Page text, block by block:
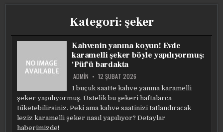
Kategori: şeker
Kahvenin yanına koyun! Evde
karamelli şeker böyle yapılıyormuş:
‘Püf’ü bardakta
ADMIN 12 ŞUBAT 2026
1 buçuk saatte kahve yanına karamelli
şeker yapılıyormuş. Üstelik bu şekeri haftalarca
tüketebilirsiniz. Peki ama kahve saatinizi tatlandıracak
leziz karamelli şeker nasıl yapılıyor? Detaylar
haberimizde!